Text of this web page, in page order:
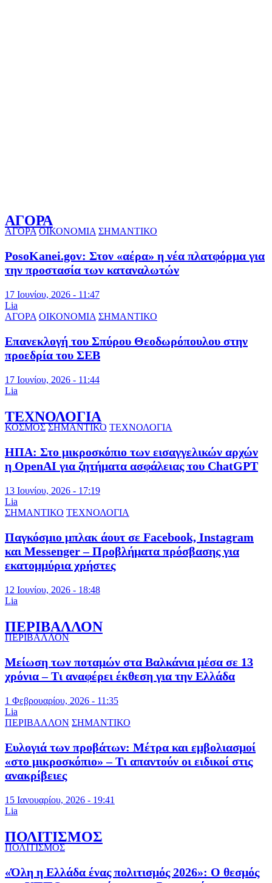
ΑΓΟΡΑ
ΑΓΟΡΑ ΟΙΚΟΝΟΜΙΑ ΣΗΜΑΝΤΙΚΟ
PosoKanei.gov: Στον «αέρα» η νέα πλατφόρμα για
την προστασία των καταναλωτών
17 Ιουνίου, 2026 - 11:47
Lia
ΑΓΟΡΑ ΟΙΚΟΝΟΜΙΑ ΣΗΜΑΝΤΙΚΟ
Επανεκλογή του Σπύρου Θεοδωρόπουλου στην
προεδρία του ΣΕΒ
17 Ιουνίου, 2026 - 11:44
Lia
ΤΕΧΝΟΛΟΓΙΑ
ΚΟΣΜΟΣ ΣΗΜΑΝΤΙΚΟ ΤΕΧΝΟΛΟΓΙΑ
ΗΠΑ: Στο μικροσκόπιο των εισαγγελικών αρχών
η OpenAI για ζητήματα ασφάλειας του ChatGPT
13 Ιουνίου, 2026 - 17:19
Lia
ΣΗΜΑΝΤΙΚΟ ΤΕΧΝΟΛΟΓΙΑ
Παγκόσμιο μπλακ άουτ σε Facebook, Instagram
και Messenger – Προβλήματα πρόσβασης για
εκατομμύρια χρήστες
12 Ιουνίου, 2026 - 18:48
Lia
ΠΕΡΙΒΑΛΛΟΝ
ΠΕΡΙΒΑΛΛΟΝ
Μείωση των ποταμών στα Βαλκάνια μέσα σε 13
χρόνια – Τι αναφέρει έκθεση για την Ελλάδα
1 Φεβρουαρίου, 2026 - 11:35
Lia
ΠΕΡΙΒΑΛΛΟΝ ΣΗΜΑΝΤΙΚΟ
Ευλογιά των προβάτων: Μέτρα και εμβολιασμοί
«στο μικροσκόπιο» – Τι απαντούν οι ειδικοί στις
ανακρίβειες
15 Ιανουαρίου, 2026 - 19:41
Lia
ΠΟΛΙΤΙΣΜΟΣ
ΠΟΛΙΤΙΣΜΟΣ
«Όλη η Ελλάδα ένας πολιτισμός 2026»: Ο θεσμός